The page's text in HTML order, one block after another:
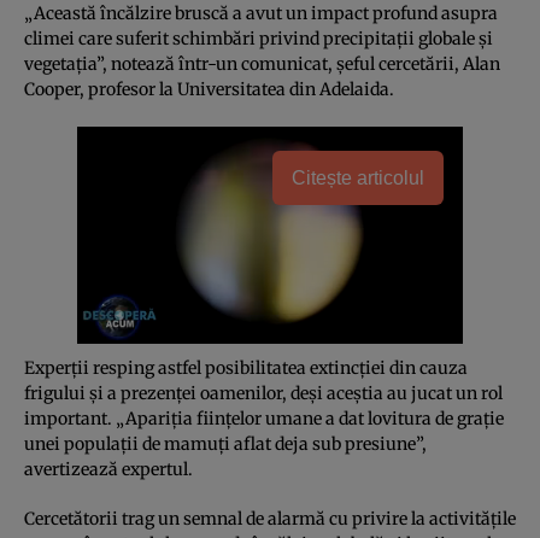
„Această încălzire bruscă a avut un impact profund asupra
climei care suferit schimbări privind precipitaţii globale şi
vegetaţia”, notează într-un comunicat, şeful cercetării, Alan
Cooper, profesor la Universitatea din Adelaida.
Citește articolul
Experţii resping astfel posibilitatea extincţiei din cauza
frigului şi a prezenţei oamenilor, deşi aceştia au jucat un rol
important. „Apariţia fiinţelor umane a dat lovitura de graţie
unei populaţii de mamuţi aflat deja sub presiune”,
avertizează expertul.
Cercetătorii trag un semnal de alarmă cu privire la activităţile